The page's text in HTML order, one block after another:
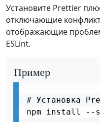
Установите Prettier
отключающие
отображающие
ESLint.
Пример
# Установка
npm install --